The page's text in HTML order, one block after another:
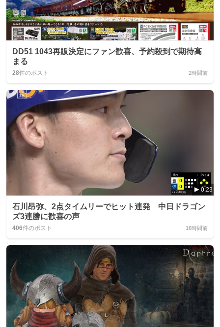
DD51 1043再販決定にファン歓喜、予約殺到で期待高
まる
28件のポスト 2時間前
0:23
石川昂弥、2点タイムリーでヒット連発 中日ドラゴン
ズ3連勝に歓喜の声
406件のポスト 16時間前